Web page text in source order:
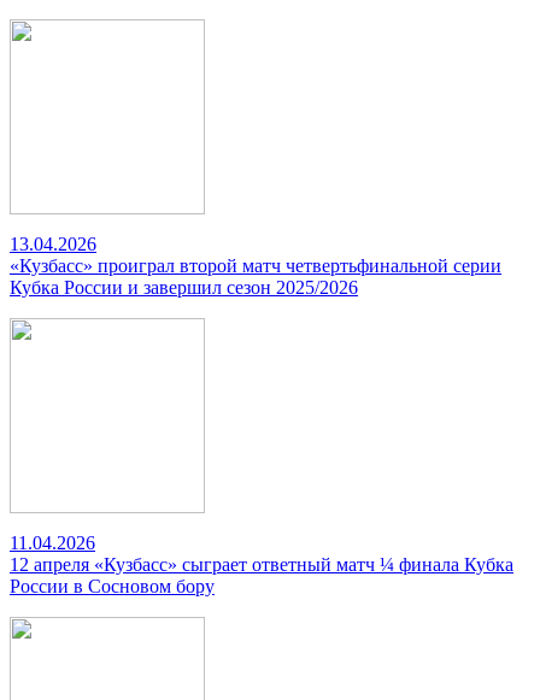
13.04.2026
«Кузбасс» проиграл второй матч четвертьфинальной серии
Кубка России и завершил сезон 2025/2026
11.04.2026
12 апреля «Кузбасс» сыграет ответный матч ¼ финала Кубка
России в Сосновом бору